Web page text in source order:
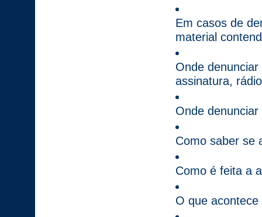
Em casos de
material
Onde
assinatura,
Onde
Como saber se
Como é feita a
O que